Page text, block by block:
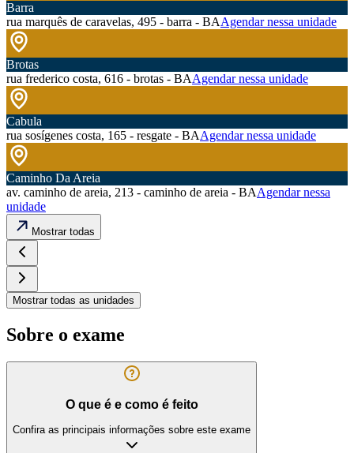
Barra
rua marquês de caravelas, 495 - barra - BAAgendar nessa unidade
Brotas
rua frederico costa, 616 - brotas - BAAgendar nessa unidade
Cabula
rua sosígenes costa, 165 - resgate - BAAgendar nessa unidade
Caminho Da Areia
av. caminho de areia, 213 - caminho de areia - BAAgendar nessa
unidade
Mostrar todas
Mostrar todas as unidades
Sobre o exame
O que é e como é feito
Confira as principais informações sobre este exame